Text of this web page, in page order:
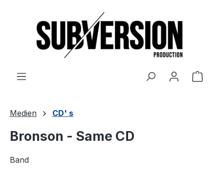
Medien CD' s
Bronson - Same CD
Band